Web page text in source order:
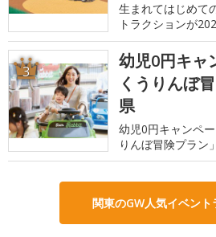
生まれてはじめて
トラクションが
3
幼児0円キ
くうりんぼ
県
幼児0円キャンペ
りんぼ冒険プラン
関東のGW人気イベント